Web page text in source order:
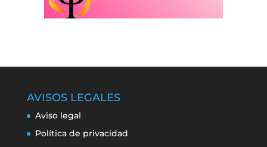
AVISOS LEGALES
Aviso legal
Política de privacidad